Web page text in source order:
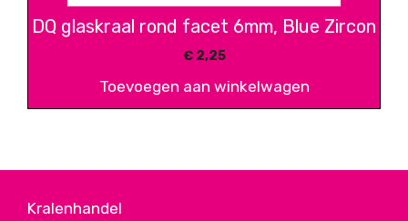
DQ glaskraal rond facet 6mm, Blue Zircon
€2,25
Toevoegen aan winkelwagen
Kralenhandel